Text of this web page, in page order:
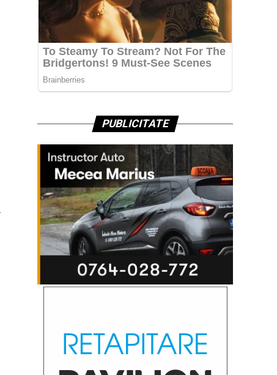
PUBLICITATE